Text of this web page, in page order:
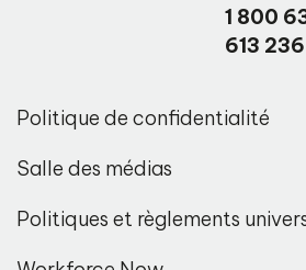
1 800
613
Politique de confidentialité
Salle des médias
Politiques et règlements